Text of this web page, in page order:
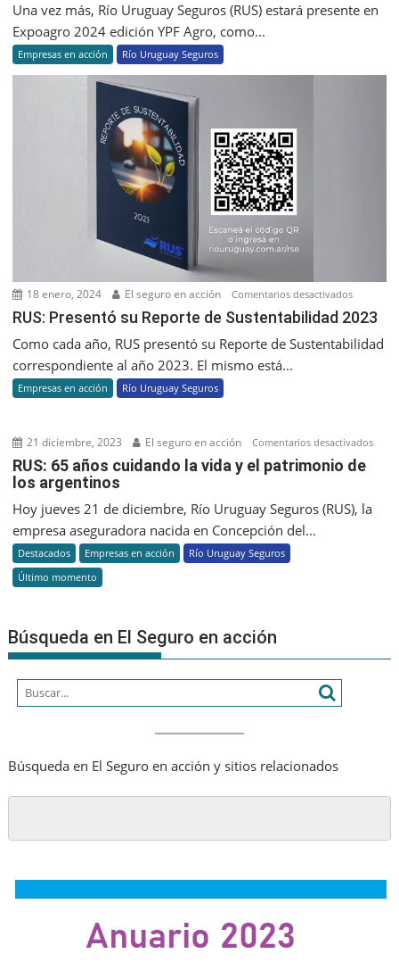
Una vez más, Río Uruguay Seguros (RUS) estará presente en
Expoagro 2024 edición YPF Agro, como...
Empresas en acción Río Uruguay Seguros
18 enero, 2024 El seguro en acción Comentarios desactivadosen
RUS:
su
RUS: Presentó su Reporte de Sustentabilidad 2023
Como cada año, RUS presentó su Reporte de Sustentabilidad
correspondiente al año 2023. El mismo está...
Empresas en acción Río Uruguay Seguros
21 diciembre, 2023 El seguro en acción Comentarios desactivadosen
los
RUS: 65 años cuidando la vida y el patrimonio de
los argentinos
Hoy jueves 21 de diciembre, Río Uruguay Seguros (RUS), la
empresa aseguradora nacida en Concepción del...
Destacados Empresas en acción
Río Uruguay Seguros
Último momento
Búsqueda en El Seguro en acción
Búsqueda en El Seguro en acción y sitios relacionados